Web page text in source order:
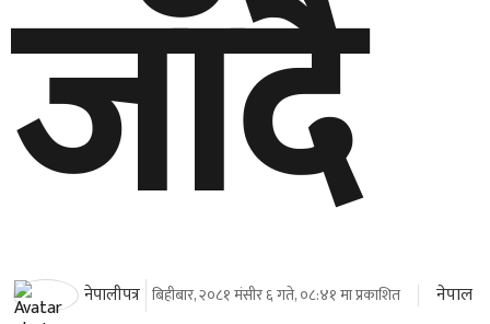
जाँदै
नेपालीपत्र बिहीबार, २०८१ मंसीर ६ गते, ०८:४१ मा प्रकाशित नेपाल